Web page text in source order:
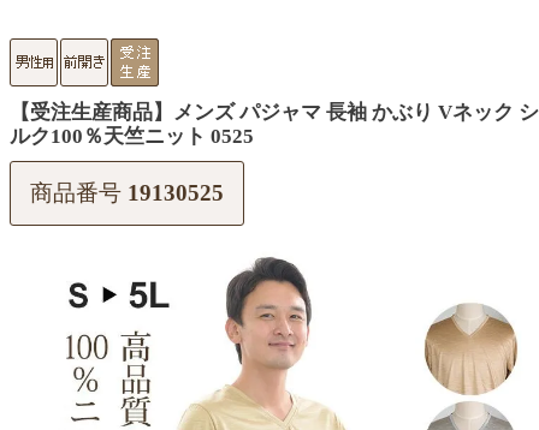
【受注生産商品】メンズ パジャマ 長袖 かぶり Vネック シ
ルク100％天竺ニット 0525
商品番号 19130525